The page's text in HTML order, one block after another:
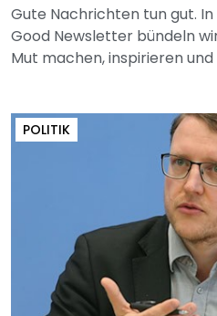
Gute Nachrichten tun gut.
Good Newsletter bündeln
Mut machen, inspirieren und
POLITIK